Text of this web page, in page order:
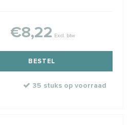
€8,22 Excl. btw
BESTEL
35 stuks op voorraad